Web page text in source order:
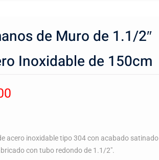
de Muro de 1.1/2″
Inoxidable de 150cm
acero inoxidable tipo 304 con acabado satinado
con tubo redondo de 1.1/2″.